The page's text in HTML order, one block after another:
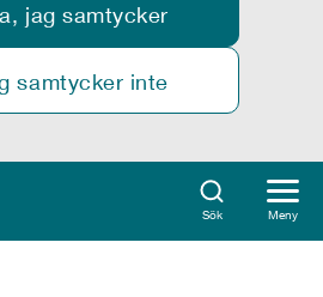
jag samtycker
samtycker inte
Sök Meny